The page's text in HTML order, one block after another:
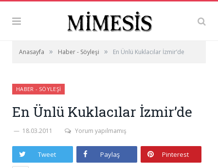
Anasayfa » Haber - Söyleşi » En Ünlü Kuklacılar İzmir’de
HABER - SÖYLEŞI
En Ünlü Kuklacılar İzmir’de
18.03.2011 Yorum yapılmamış
Tweet Paylaş Pinterest